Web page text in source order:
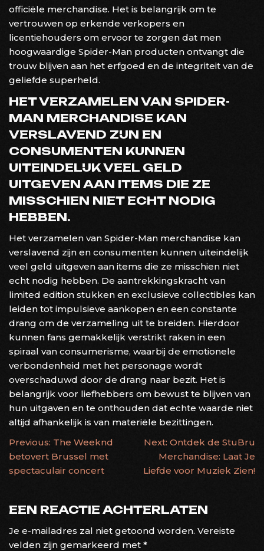
officiële merchandise. Het is belangrijk om te
vertrouwen op erkende verkopers en
licentiehouders om ervoor te zorgen dat men
hoogwaardige Spider-Man producten ontvangt die
trouw blijven aan het erfgoed en de integriteit van de
geliefde superheld.
HET VERZAMELEN VAN SPIDER-
MAN MERCHANDISE KAN
VERSLAVEND ZIJN EN
CONSUMENTEN KUNNEN
UITEINDELIJK VEEL GELD
UITGEVEN AAN ITEMS DIE ZE
MISSCHIEN NIET ECHT NODIG
HEBBEN.
Het verzamelen van Spider-Man merchandise kan
verslavend zijn en consumenten kunnen uiteindelijk
veel geld uitgeven aan items die ze misschien niet
echt nodig hebben. De aantrekkingskracht van
limited edition stukken en exclusieve collectibles kan
leiden tot impulsieve aankopen en een constante
drang om de verzameling uit te breiden. Hierdoor
kunnen fans gemakkelijk verstrikt raken in een
spiraal van consumerisme, waarbij de emotionele
verbondenheid met het personage wordt
overschaduwd door de drang naar bezit. Het is
belangrijk voor liefhebbers om bewust te blijven van
hun uitgaven en te onthouden dat echte waarde niet
altijd afhankelijk is van materiële bezittingen.
BERICHTNAVIGATIE
Previous: The Weeknd
betovert Brussel met
spectaculair concert
Next: Ontdek de StuBru
Merchandise: Laat Je
Liefde voor Muziek Zien!
EEN REACTIE ACHTERLATEN
Je e-mailadres zal niet getoond worden. Vereiste
velden zijn gemarkeerd met *